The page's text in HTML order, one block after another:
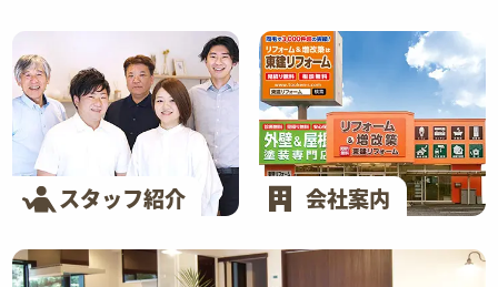
スタッフ紹介 会社案内